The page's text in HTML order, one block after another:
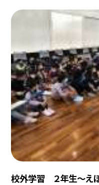
校外学習 ２年生〜え